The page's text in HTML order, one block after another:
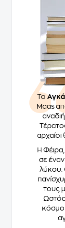
Το
Maas
Η
σε
λύκου.
τους
κόσμο